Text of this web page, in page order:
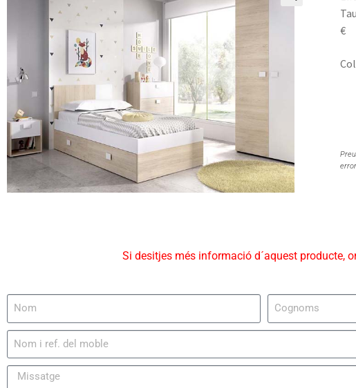
€
Si desitjes més informació d´aquest producte,